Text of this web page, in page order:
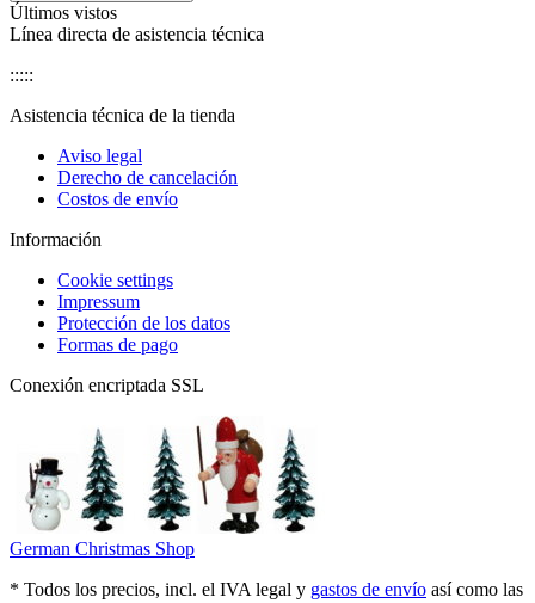
Últimos vistos
Línea directa de asistencia técnica
:::::
Asistencia técnica de la tienda
Aviso legal
Derecho de cancelación
Costos de envío
Información
Cookie settings
Impressum
Protección de los datos
Formas de pago
Conexión encriptada SSL
German Christmas Shop
* Todos los precios, incl. el IVA legal y gastos de envío así como las